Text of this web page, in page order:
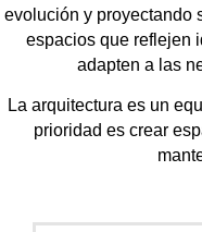
evolución y proyectando
espacios que reflejen
adapten a las
La arquitectura es un
prioridad es crear